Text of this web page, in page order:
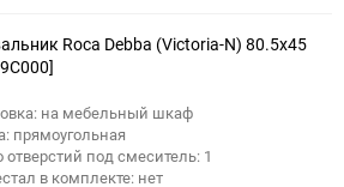
Roca Debba (Victoria-N) 80.5x45
на мебельный шкаф
прямоугольная
отверстий под смеситель: 1
в комплекте: нет